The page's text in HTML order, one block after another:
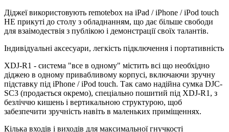
Діджеї використовують remotebox на iPad / iPhone / iPod touch
НЕ прикуті до столу з обладнанням, що дає більше свободи
для взаімодествія з публікою і демонстрації своїх талантів.
Індивідуальні аксесуари, легкість підключення і портативність
XDJ-R1 - система "все в одному" містить всі що необхідно
діджею в одному привабливому корпусі, включаючи зручну
підставку під iPhone / iPod touch. Так само надійна сумка DJC-
SC3 (продається окремо), спеціально пошитий під XDJ-R1, з
безліччю кишень і вертикальною структурою, щоб
забезпечити зручність навіть в маленьких приміщеннях.
Кілька входів і виходів для максимальної гнучкості